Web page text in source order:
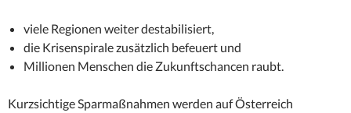
viele Regionen weiter destabilisiert,
die Krisenspirale zusätzlich befeuert und
Millionen Menschen die Zukunftschancen raubt.
Kurzsichtige Sparmaßnahmen werden auf Österreich